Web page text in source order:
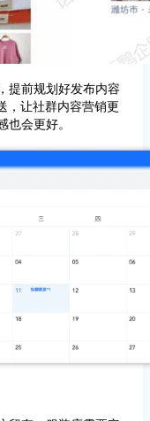
提前规划好发布内容
，让社群内容营销更
会更好。